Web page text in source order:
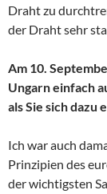
Draht zu
der Draht sehr
Am 10.
Ungarn einfach
als Sie sich dazu
Ich war auch
Prinzipien des
der wichtigsten